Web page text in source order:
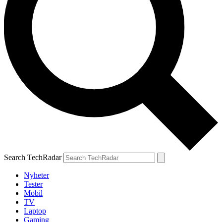
Search TechRadar
Nyheter
Tester
Mobil
TV
Laptop
Gaming